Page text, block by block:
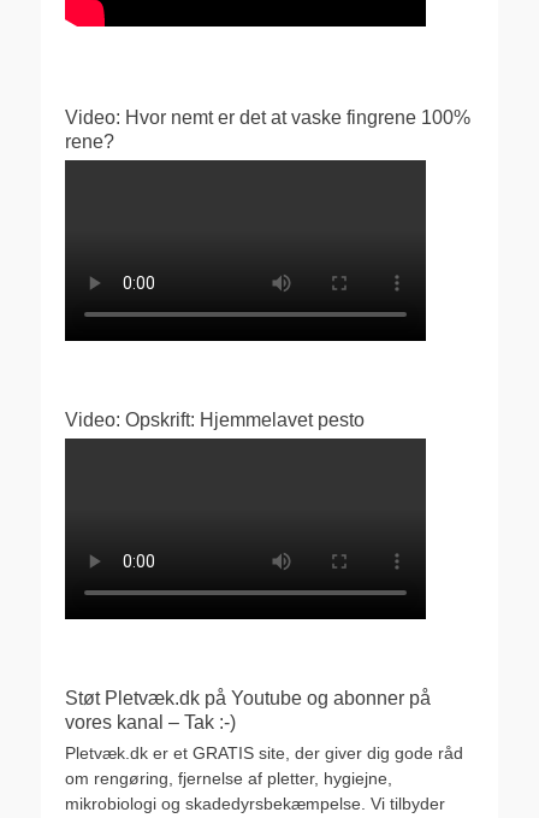
Video: Hvor nemt er det at vaske fingrene 100%
rene?
Video: Opskrift: Hjemmelavet pesto
Støt Pletvæk.dk på Youtube og abonner på
vores kanal – Tak :-)
Pletvæk.dk er et GRATIS site, der giver dig gode råd
om rengøring, fjernelse af pletter, hygiejne,
mikrobiologi og skadedyrsbekæmpelse. Vi tilbyder